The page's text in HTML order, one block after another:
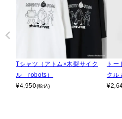
Tシャツ（アトム×木梨サイク
ル robots）
¥4,950(税込)
トー
クル
¥